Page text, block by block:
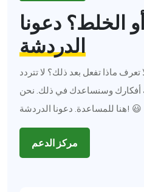
الخلط؟ دعونا
الدردشة
ماذا تفعل بعد ذلك؟ لا تتردد
أفكارك وسنساعدك في ذلك. نحن
هنا للمساعدة. دعونا الدردشة! 😃
مركز الدعم